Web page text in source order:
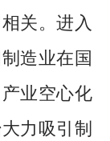
关。进入
造业在国
业空心化
力吸引制